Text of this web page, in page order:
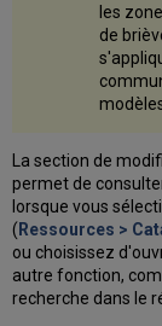
les
de
La section de
permet de
lorsque vous
( Ressources >
ou choisissez
autre fonction,
recherche dans le